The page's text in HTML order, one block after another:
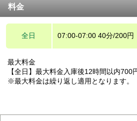
料金
全日 07:00-07:00 40分/200円
最大料金
【全日】最大料金入庫後12時間以内700
※最大料金は繰り返し適用となります。